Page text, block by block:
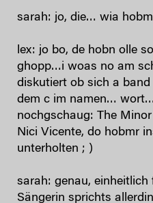
sarah: jo, die… wia
lex: jo bo, de hobn olle
ghopp…i woas no am
diskutiert ob sich a
dem c im namen…
nochgschaug: The
Nici Vicente, do hobmr
unterholten ; )
sarah: genau,
Sängerin sprichts